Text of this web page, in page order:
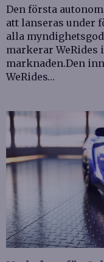
Den första
att lanseras under
alla
markerar WeRides
marknaden.Den
WeRides…